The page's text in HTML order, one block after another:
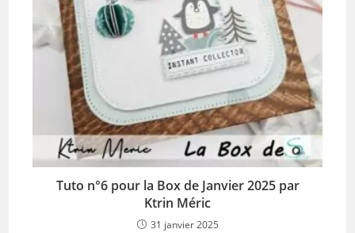
Tuto n°6 pour la Box de Janvier 2025 par
Ktrin Méric
31 janvier 2025